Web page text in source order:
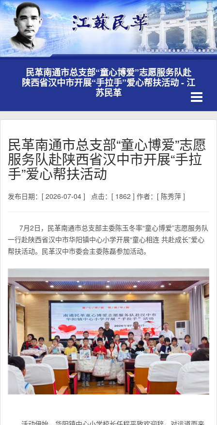
民革南通市总支部“童心博爱”志愿服务队赴
陕西省汉中市开展“手拉手”爱心帮扶活动 - 江
苏民革
Toggle
民革南通市总支部“童心博爱”志愿
服务队赴陕西省汉中市开展“手拉
手”爱心帮扶活动
发布日期：[ 2026-07-04 ] 点击：[ 1862 ] 作者：[ 陈秀萍 ]
7月2日，民革南通市总支部主委陈玉冬率“童心博爱”志愿服务队
一行赴陕西省汉中市华阳镇中心小学开展“童心相连 共赴成长”爱心
帮扶活动。民革汉中市委会主委陈磊参加活动。